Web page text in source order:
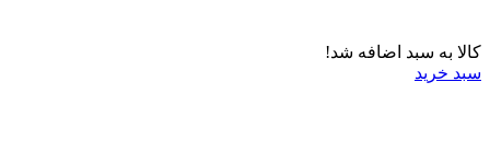
کالا به سبد اضافه شد!
سبد خرید